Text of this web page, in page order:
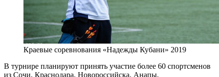
Краевые соревнования «Надежды Кубани» 2019
В турнире планируют принять участие более 60 спортсменов
из Сочи, Краснодара, Новороссийска, Анапы,